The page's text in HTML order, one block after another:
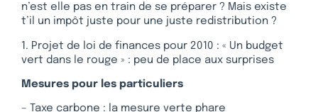
n’est elle pas en train de se préparer ? Mais existe
t’il un impôt juste pour une juste redistribution ?
1. Projet de loi de finances pour 2010 : « Un budget
vert dans le rouge » : peu de place aux surprises
Mesures pour les particuliers
– Taxe carbone : la mesure verte phare